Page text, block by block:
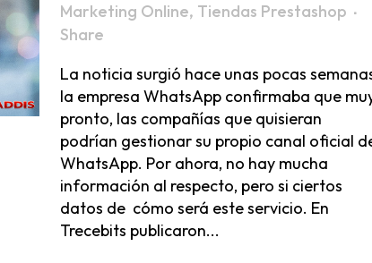
Marketing Online, Tiendas Prestashop
Share
La noticia surgió hace unas pocas
la empresa WhatsApp confirmaba que
pronto, las compañías que quisieran
podrían gestionar su propio canal oficial
WhatsApp. Por ahora, no hay mucha
información al respecto, pero si ciertos
datos de cómo será este servicio. En
Trecebits publicaron...